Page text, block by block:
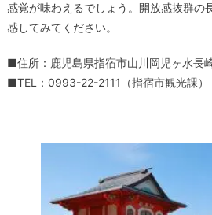
感覚が味わえるでしょう。開放感抜群の
感してみてください。
■住所：鹿児島県指宿市山川岡児ヶ水長
■TEL：0993-22-2111（指宿市観光課）